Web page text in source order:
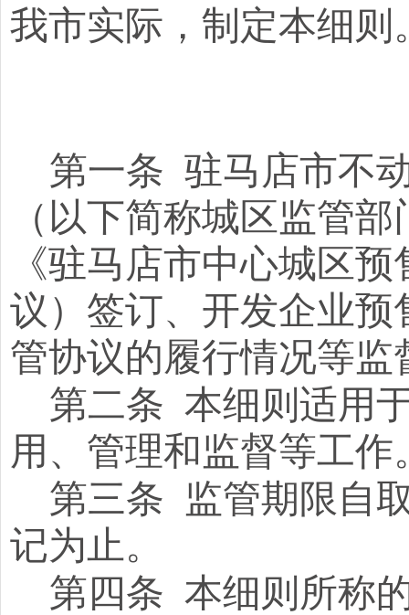
我市实际，制定本细则
第一条 驻马店市不
（以下简称城区监管
《驻马店市中心城区
议）签订、开发企业
管协议的履行情况等监
第二条 本细则适用
用、管理和监督等工作
第三条
监管期限自
记为止。
第四条 本细则所称